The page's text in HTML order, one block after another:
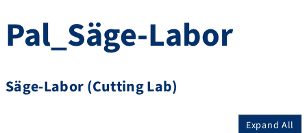
Pal_Säge-Labor
Säge-Labor (Cutting Lab)
Expand All